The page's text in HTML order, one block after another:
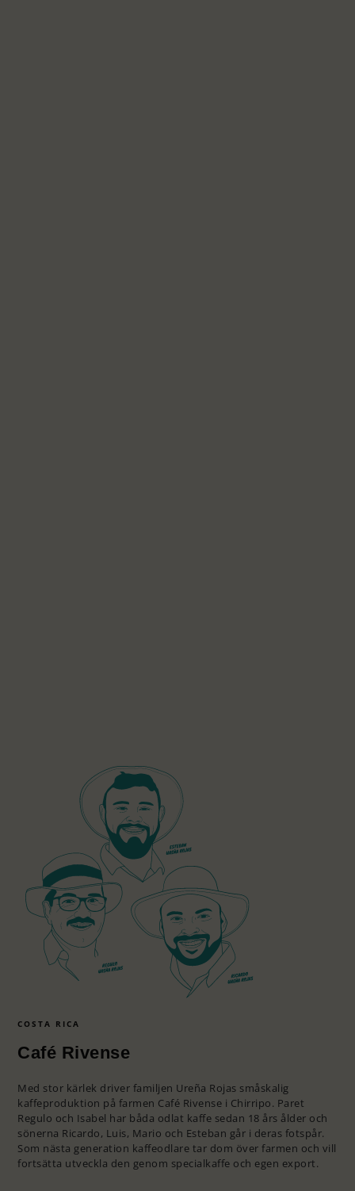
COSTA RICA
Café Rivense
Med stor kärlek driver familjen Ureña Rojas småskalig
kaffeproduktion på farmen Café Rivense i Chirripo. Paret
Regulo och Isabel har båda odlat kaffe sedan 18 års ålder och
sönerna Ricardo, Luis, Mario och Esteban går i deras fotspår.
Som nästa generation kaffeodlare tar dom över farmen och vill
fortsätta utveckla den genom specialkaffe och egen export.